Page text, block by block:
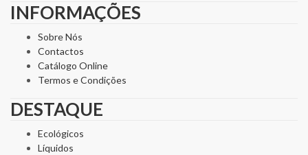
INFORMAÇÕES
Sobre Nós
Contactos
Catálogo Online
Termos e Condições
DESTAQUE
Ecológicos
Líquidos